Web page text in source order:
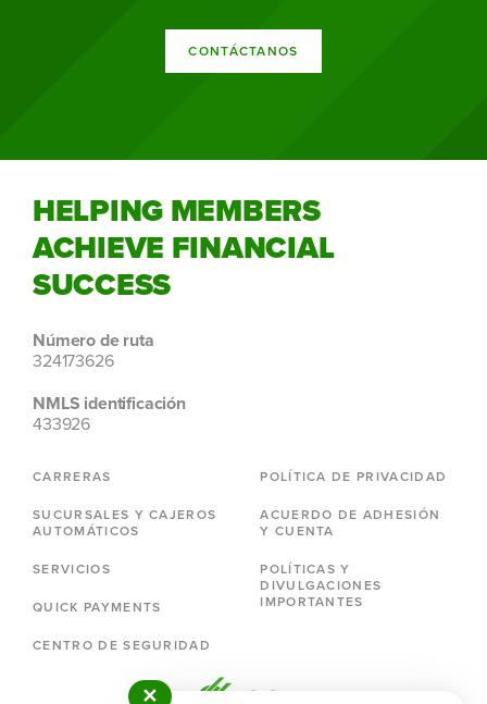
CONTÁCTANOS
HELPING MEMBERS
ACHIEVE FINANCIAL
SUCCESS
Número de ruta
324173626
NMLS identificación
433926
CARRERAS
SUCURSALES Y CAJEROS
AUTOMÁTICOS
SERVICIOS
QUICK PAYMENTS
CENTRO DE SEGURIDAD
POLÍTICA DE PRIVACIDAD
ACUERDO DE ADHESIÓN
Y CUENTA
POLÍTICAS Y
DIVULGACIONES
IMPORTANTES
✕